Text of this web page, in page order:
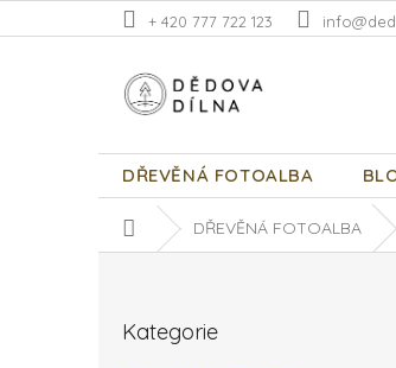
na
+ 420 777 722 123
DŘEVĚNÁ FOTOALBA
Domů DŘEVĚNÁ FOTOALBA
kategorie
Kategorie